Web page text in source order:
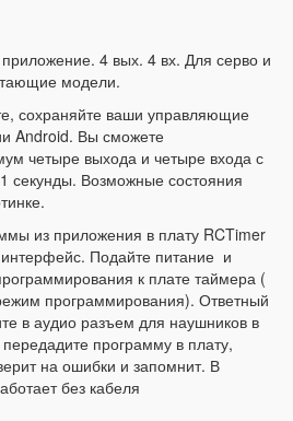
4 вых. 4 вх. Для серво и
модели.
сохраняйте ваши управляющие
Android. Вы сможете
четыре выхода и четыре входа с
секунды. Возможные состояния
из приложения в плату RCTimer
Подайте питание и
к плате таймера (
программирования). Ответный
в аудио разъем для наушников в
программу в плату,
на ошибки и запомнит. В
без кабеля